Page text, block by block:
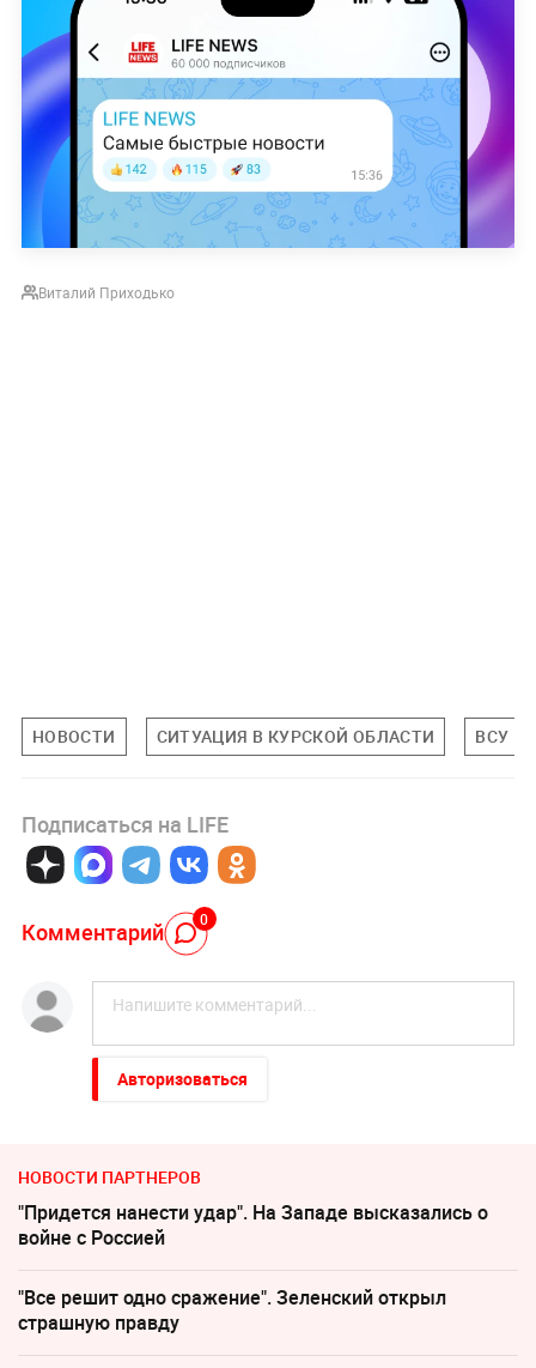
Виталий Приходько
НОВОСТИ СИТУАЦИЯ В КУРСКОЙ ОБЛАСТИ ВСУ
Подписаться на LIFE
Комментарий 0
Авторизоваться
НОВОСТИ ПАРТНЕРОВ
"Придется нанести удар". На Западе высказались о
войне с Россией
"Все решит одно сражение". Зеленский открыл
страшную правду